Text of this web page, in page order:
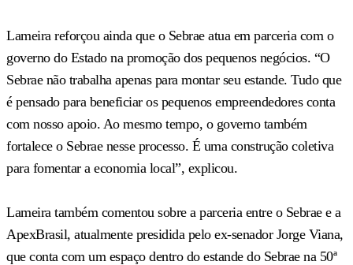
Lameira reforçou ainda que o Sebrae atua em parceria com o
governo do Estado na promoção dos pequenos negócios. “O
Sebrae não trabalha apenas para montar seu estande. Tudo que
é pensado para beneficiar os pequenos empreendedores conta
com nosso apoio. Ao mesmo tempo, o governo também
fortalece o Sebrae nesse processo. É uma construção coletiva
para fomentar a economia local”, explicou.
Lameira também comentou sobre a parceria entre o Sebrae e a
ApexBrasil, atualmente presidida pelo ex-senador Jorge Viana,
que conta com um espaço dentro do estande do Sebrae na 50ª